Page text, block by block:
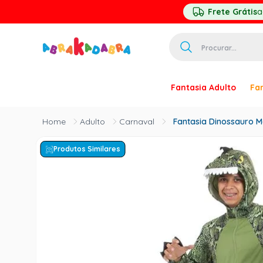
Frete Grátis
Fantasia Adulto
Adulto Carnaval Fantasia Dinossauro
Produtos Similares
2º
º
mascara
5º
paquita
6º
harry
7º
palhaço
8º
9º branca